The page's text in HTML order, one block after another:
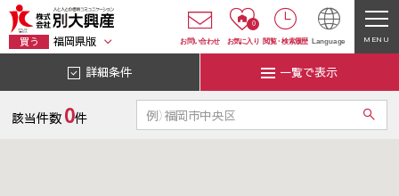
買う 福岡県版 お問い合わせ
0
お気に入り 閲覧・ 検索履歴 Language MENU
詳細条件 一覧で表示
該当件数 0件